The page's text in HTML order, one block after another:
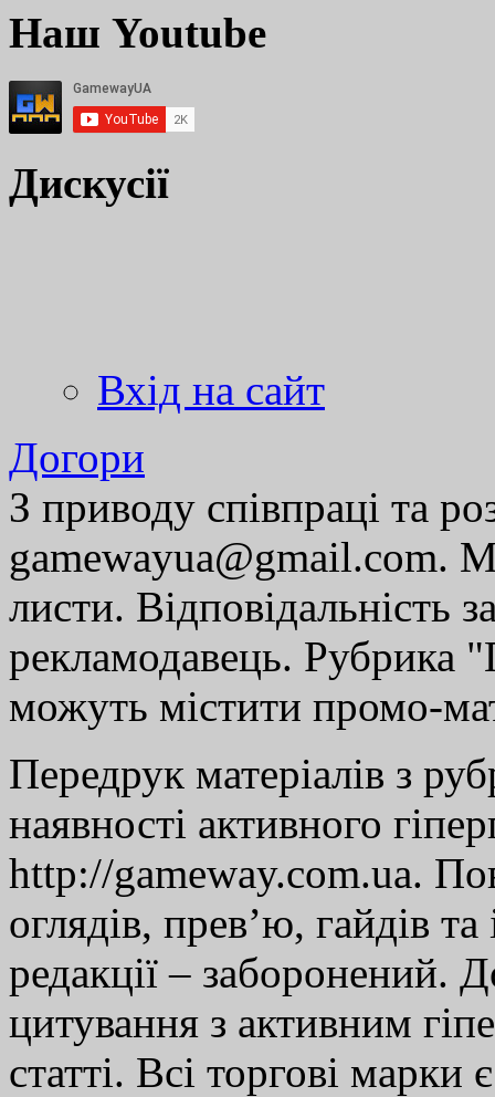
Наш Youtube
Дискусії
Вхід на сайт
Догори
З приводу співпраці та
gamewayua@gmail.com.
листи. Відповідальність
рекламодавець. Рубрика
можуть містити промо-
Передрук матеріалів з
наявності активного
http://gameway.com.ua.
оглядів, прев’ю, гайдів
редакції – заборонений.
цитування з активним
статті. Всі торгові марки